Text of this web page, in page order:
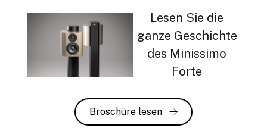
Lesen Sie die
ganze Geschichte
des Minissimo
Forte
Broschüre lesen